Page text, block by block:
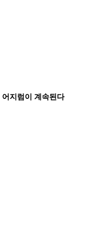
지럼이 계속된다